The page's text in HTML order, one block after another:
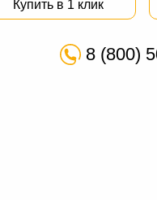
Купить в 1 клик
8 (800)